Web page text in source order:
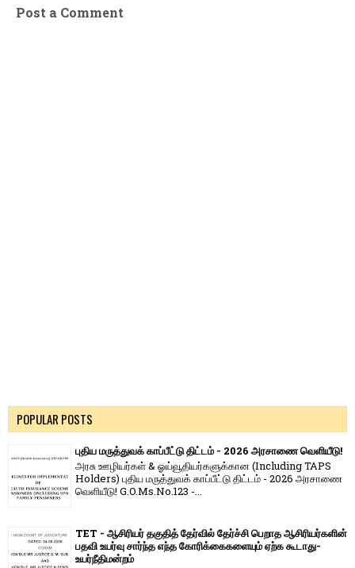
Post a Comment
POPULAR POSTS
புதிய மருத்துவக் காப்பீட்டு திட்டம் - 2026 அரசாணை வெளியீடு!
அரசு ஊழியர்கள் & ஓய்வூதியர்களுக்கான (Including TAPS
Holders) புதிய மருத்துவக் காப்பீட்டு திட்டம் - 2026 அரசாணை
வெளியீடு! G.O.Ms.No.123 -...
TET - ஆசிரியர் தகுதித் தேர்வில் தேர்ச்சி பெறாத ஆசிரியர்களின்
பதவி உயர்வு சார்ந்த எந்த கோரிக்கைகளையும் ஏற்க கூடாது-
உயர்நீதிமன்றம்